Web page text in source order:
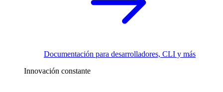
Documentación para desarrolladores, CLI y más
Innovación constante